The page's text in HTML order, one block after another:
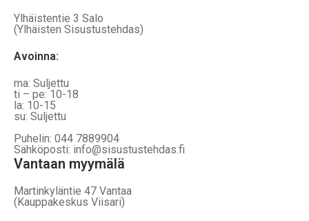
Ylhäistentie 3 Salo
(Ylhäisten Sisustustehdas)
Avoinna:
ma: Suljettu
ti – pe: 10-18
la: 10-15
su: Suljettu
Puhelin: 044 7889904
Sähköposti: info@sisustustehdas.fi
Vantaan myymälä
Martinkyläntie 47 Vantaa
(Kauppakeskus Viisari)